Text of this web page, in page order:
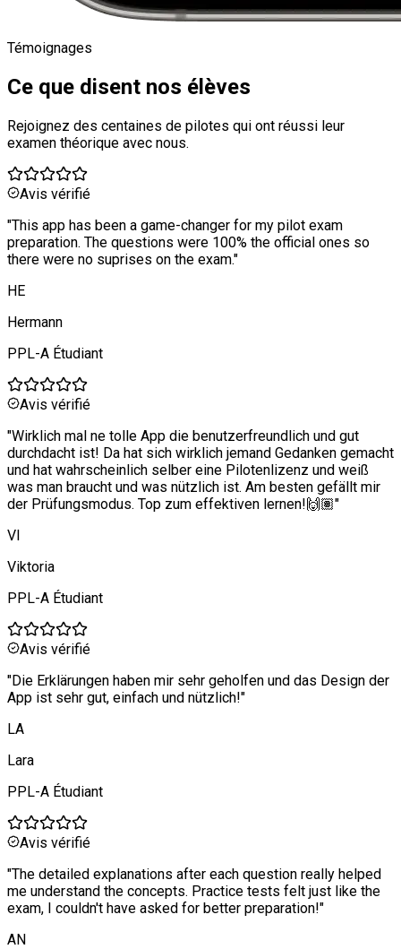
Témoignages
Ce que disent nos élèves
Rejoignez des centaines de pilotes qui ont réussi leur
examen théorique avec nous.
Avis vérifié
"This app has been a game-changer for my pilot exam
preparation. The questions were 100% the official ones so
there were no suprises on the exam."
HE
Hermann
PPL-A Étudiant
Avis vérifié
"Wirklich mal ne tolle App die benutzerfreundlich und gut
durchdacht ist! Da hat sich wirklich jemand Gedanken gemacht
und hat wahrscheinlich selber eine Pilotenlizenz und weiß
was man braucht und was nützlich ist. Am besten gefällt mir
der Prüfungsmodus. Top zum effektiven lernen!🙌🏽"
VI
Viktoria
PPL-A Étudiant
Avis vérifié
"Die Erklärungen haben mir sehr geholfen und das Design der
App ist sehr gut, einfach und nützlich!"
LA
Lara
PPL-A Étudiant
Avis vérifié
"The detailed explanations after each question really helped
me understand the concepts. Practice tests felt just like the
exam, I couldn't have asked for better preparation!"
AN